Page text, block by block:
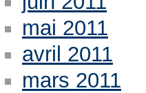
mai 2011
avril 2011
mars 2011